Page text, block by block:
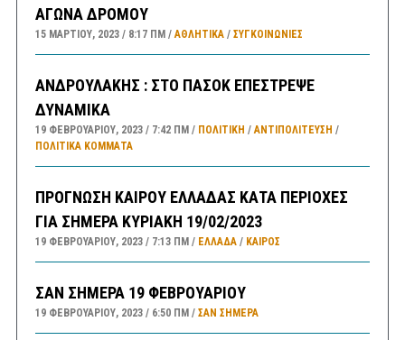
ΑΓΩΝΑ ΔΡΟΜΟΥ
15 ΜΑΡΤΊΟΥ, 2023 8:17 ΠΜ ΑΘΛΗΤΙΚΑ/ ΣΥΓΚΟΙΝΩΝΊΕΣ
ΑΝΔΡΟΥΛΑΚΗΣ : ΣΤΟ ΠΑΣΟΚ ΕΠΕΣΤΡΕΨΕ
ΔΥΝΑΜΙΚΑ
19 ΦΕΒΡΟΥΑΡΊΟΥ, 2023 7:42 ΠΜ ΠΟΛΙΤΙΚΗ / ΑΝΤΙΠΟΛΊΤΕΥΣΗ /
ΠΟΛΙΤΙΚΆ ΚΌΜΜΑΤΑ
ΠΡΟΓΝΩΣΗ ΚΑΙΡΟΥ ΕΛΛΑΔΑΣ ΚΑΤΑ ΠΕΡΙΟΧΕΣ
ΓΙΑ ΣΗΜΕΡΑ ΚΥΡΙΑΚΗ 19/02/2023
19 ΦΕΒΡΟΥΑΡΊΟΥ, 2023 7:13 ΠΜ ΕΛΛΑΔA/ ΚΑΙΡΌΣ
ΣΑΝ ΣΗΜΕΡΑ 19 ΦΕΒΡΟΥΑΡΙΟΥ
19 ΦΕΒΡΟΥΑΡΊΟΥ, 2023 6:50 ΠΜ ΣΑΝ ΣΉΜΕΡΑ